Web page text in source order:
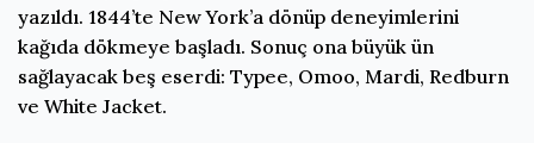
yazıldı. 1844’te New York’a dönüp deneyimlerini
kağıda dökmeye başladı. Sonuç ona büyük ün
sağlayacak beş eserdi: Typee, Omoo, Mardi, Redburn
ve White Jacket.